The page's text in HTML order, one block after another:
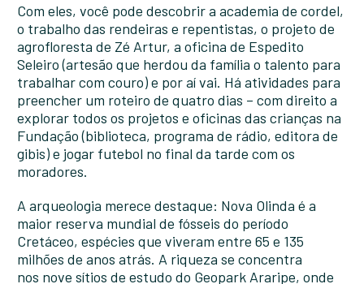
Com eles, você pode descobrir a academia de cordel,
o trabalho das rendeiras e repentistas, o projeto de
agrofloresta de Zé Artur, a oficina de Espedito
Seleiro (artesão que herdou da família o talento para
trabalhar com couro) e por aí vai. Há atividades para
preencher um roteiro de quatro dias – com direito a
explorar todos os projetos e oficinas das crianças na
Fundação (biblioteca, programa de rádio, editora de
gibis) e jogar futebol no final da tarde com os
moradores.
A arqueologia merece destaque: Nova Olinda é a
maior reserva mundial de fósseis do período
Cretáceo, espécies que viveram entre 65 e 135
milhões de anos atrás. A riqueza se concentra
nos nove sítios de estudo do Geopark Araripe, onde